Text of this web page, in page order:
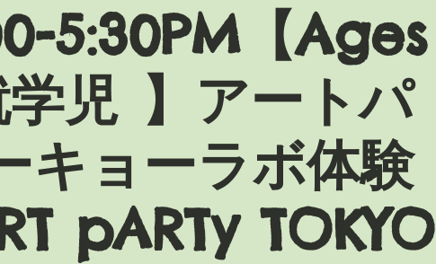
5:30PM【Ages
児 】アートパ
キョーラボ体験
pARTy TOKYO